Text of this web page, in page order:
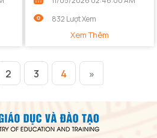
VIII)
832 Lượt Xem
Xem Thêm
2 3 4 »